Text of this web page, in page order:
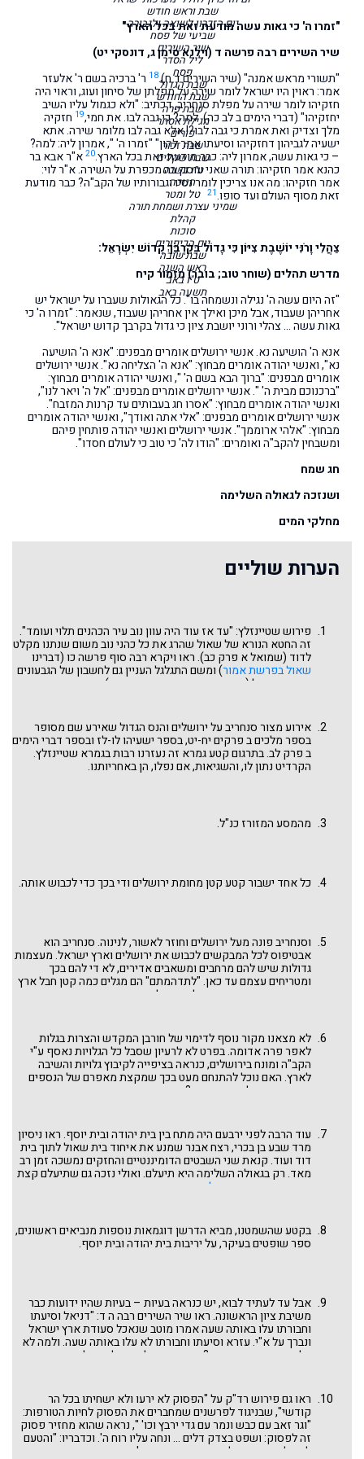
שבת וראש חודש
יום הזכרון לשואה ולגבורה
שביעי של פסח
שיר השירים
ליל הסדר
פסח
שבת הגדול
שבת החודש
שבת פרה
מגילת אסתר
פורים
שבת זכור
שבת שקלים
ט״ו בשבט
חנוכה
טל ומטר
שמיני עצרת ושמחת תורה
קהלת
סוכות
יום הכיפורים
שבת שובה
ראש השנה
ט"ו באב
תשעה באב
"זמרו ה' כי גאות עשה מודעת זאת בכל הארץ"
שיר השירים רבה פרשה ד (וילנא סימן ג, דונסקי יט)
"תשורי מראש אמנה" (שיר השירים ד ח).18 ר' ברכיה בשם ר' אלעזר
אמר: ראוין היו ישראל לומר שירה על מפלתן של סיחון ועוג, וראוי היה
חזקיהו לומר שירה על מפלת סנחריב, דכתיב: "ולא כגמול עליו השיב
יחזקיהו" (דברי הימים ב לב כה). למה? כי גבה לבו. את חמי,19 חזקיה
מלך וצדיק ואת אמרת כי גבה לבו?! אלא גבה לבו מלומר שירה. אתא
ישעיה לגביהון דחזקיהו וסיעתו אמר להון" "זמרו ה' ", אמרון ליה: למה?
– כי גאות עשה, אמרון ליה: כבר מודעת זאת בכל הארץ.20 א"ר אבא בר
כהנא אמר חזקיהו: תורה שאני עוסק בה מכפרת על השירה. א"ר לוי:
אמר חזקיהו: מה אנו צריכין לומר נסיו וגבורותיו של הקב"ה? כבר מודעת
זאת מסוף העולם ועד סופו.21
צַהֲלִי וָרֹנִּי יוֹשֶׁבֶת צִיּוֹן כִּי גָדוֹל בְּקִרְבֵּךְ קְדוֹשׁ יִשְׂרָאֵל:
מדרש תהלים (שוחר טוב; בובר) מזמור קיח
"זה היום עשה ה' נגילה ונשמחה בו". כל הגאולות שעברו על ישראל יש
אחריהן שעבוד, אבל מיכן ואילך אין אחריהן שעבוד, שנאמר: "זמרו ה' כי
גאות עשה … צהלי ורוני יושבת ציון כי גדול בקרבך קדוש ישראל".
אנא ה' הושיעה נא. אנשי ירושלים אומרים מבפנים: "אנא ה' הושיעה
נא", ואנשי יהודה אומרים מבחוץ: "אנא ה' הצליחה נא". אנשי ירושלים
אומרים מבפנים: "ברוך הבא בשם ה' ", ואנשי יהודה אומרים מבחוץ:
"ברכנוכם מבית ה' ". אנשי ירושלים אומרים מבפנים: "אל ה' ויאר לנו",
ואנשי יהודה אומרים מבחוץ: "אסרו חג בעבותים עד קרנות המזבח".
אנשי ירושלים אומרים מבפנים: "אלי אתה ואודך", ואנשי יהודה אומרים
מבחוץ: "אלהי ארוממך". אנשי ירושלים ואנשי יהודה פותחין פיהם
ומשבחין להקב"ה ואומרים: "הודו לה' כי טוב כי לעולם חסדו".
חג שמח
ושנזכה לגאולה השלימה
מחלקי המים
הערות שוליים
פירוש שטיינזלץ: "עד אז עוד היה עוון נוב עיר הכהנים תלוי ועומד".
זה החטא הנורא של שאול שהרג את כל כהני נוב משום שנתנו מקלט
לדוד (שמואל א פרק כב). ראו ויקרא רבה סוף פרשה כו (דברינו
שאול בפרשת אמור) ומשם התגלגל העניין גם לחשבון של הגבעונים
עם בית שאול (דברינו בפרשת נצבים). וראו בגמרא שם
אירוע מצור סנחריב על ירושלים והנס הגדול שאירע שם מסופר
בספר מלכים ב פרקים יח-יט, בספר ישעיהו לו-לז ובספר דברי הימים
ב פרק לב. בתרגום קטע גמרא זה נעזרנו רבות בגמרא שטיינזלץ.
הקרדיט נתון לו, והשגיאות, אם נפלו, הן באחריותנו.
מהמסע המזורז כנ"ל.
כל אחד ישבור קטע קטן מחומת ירושלים ודי בכך כדי לכבוש אותה.
וסנחריב פונה מעל ירושלים וחוזר לאשור, לנינוה. סנחריב הוא
אבטיפוס לכל המבקשים לכבוש את ירושלים וארץ ישראל. מעצמות
גדולות שיש להם מרחבים ומשאבים אדירים, לא די להם בכך
ומטריחים עצמם עד כאן. "לתדהמתם" הם מגלים כמה קטן חבל ארץ
זה בהשוואה עם מה שיש להם. אבל הם אינם חוזרים בהם, ומבקשים
פרק יד). מעשה אבות סימן לבנים. ראו שם עוד את שפעת צבאו
העצום של סנחריב שהיה מלווה גם בזונות ... מה שמלמד שהמלחמה
והכיבוש לא היו פעולה צבאית גרידא.
לא מצאנו מקור נוסף לדימוי של חורבן המקדש והצרות בגלות
לאפר פרה אדומה. בפרט לא לרעיון שסבל כל הגלויות נאסף ע"י
הקב"ה ומונח בירושלים, כנראה בציפייה לקיבוץ גלויות והשיבה
לארץ. האם נוכל להתנחם מעט בכך שמקצת מאפרם של הנספים
בשואה הובא לקבורה בארץ? האם אפר זה הוא שיטהר את השבים
עוד הרבה לפני ירבעם היה מתח בין בית יהודה ובית יוסף. ראו ניסיון
מרד שבע בן בכרי, רצח אבנר שמנע את איחוד בית שאול לתוך בית
דוד ועוד. קנאת שני השבטים הדומיננטיים והחזקים נמשכה זמן רב
מאד. רק בגאולה השלימה היא תיעלם. ואולי נזכה גם שתיעלם קצת
והיו לאחדים בידך
בקטע שהשמטנו, מביא הדרשן דוגמאות נוספות מנביאים ראשונים,
ספר שופטים בעיקר, על יריבות בית יהודה ובית יוסף.
אבל עד לעתיד לבוא, יש כנראה בעיות – בעיות שהיו ידועות כבר
משיבת ציון הראשונה. ראו שיר השירים רבה ה ד: "דניאל וסיעתו
וחבורתו עלו באותה שעה אמרו מוטב שנאכל סעודת ארץ ישראל
ונברך על א"י. עזרא וסיעתו וחבורתו לא עלו באותה שעה. ולמה לא
עלה באותה שעה עזרא? שהיה צריך לברר תלמודו לפני ברוך בן
מהקב"ה היה שלא עלה עזרא באותה שעה, שאילו עלה עזרא באותה
שעה היה לשטן לקטרג ולומר מוטב שישמש עזרא בכהונה גדולה
מלשמש יהושע בן יהוצדק כהן גדול. ויהושע בן יהוצדק היה כהן גדול
בן כהן גדול, אבל עזרא ע"י שהיה אדם צדיק לא היה ראוי לשמש
בכהונה גדולה כמותו. א"ר סימון קשה היא שלשלת יוחסין לפני
ראו גם פירוש רד"ק על "הפסוק לא ירעו ולא ישחיתו בכל הר
קודשי", שבניגוד לפרשנים שמחברים את הפסוק לחיות הטורפות:
"וגר זאב עם כבש ונמר עם גדי ירבץ וכו' ", נראה שהוא מחזיר פסוק
זה לפסוק: ושפט בצדק דלים ... ונחה עליו רוח ה'. וכדבריו: "והטעם
למה לא ירעו כי מלאה הארץ דעה את ה' ... כמו שאמר ירמיהו הנביא